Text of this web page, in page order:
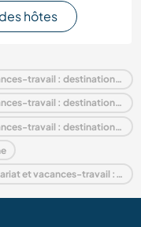
hôtes
Séjours chez l'habitant, volontariat et vacances-travail : destination Allemagne
Séjours chez l'habitant, volontariat et vacances-travail : destination Europe
Séjours chez l'habitant, volontariat et vacances-travail : destination Mecklenburg-Vorpommern
Last minute Séjours chez l'habitant, volontariat et vacances-travail : destination Allemagne